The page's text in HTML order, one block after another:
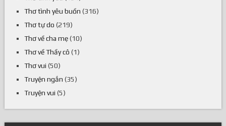
Thơ tình yêu buồn (316)
Thơ tự do (219)
Thơ về cha mẹ(10)
Thơ về Thầy cô (1)
Thơ vui (50)
Truyện ngắn (35)
Truyện vui (5)